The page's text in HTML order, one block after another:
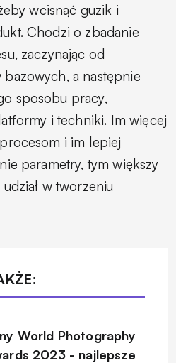
wcisnąć guzik i
Chodzi o zbadanie
zaczynając od
a następnie
sposobu pracy,
i techniki. Im więcej
i im lepiej
parametry, tym większy
w tworzeniu
World Photography
2023 - najlepsze